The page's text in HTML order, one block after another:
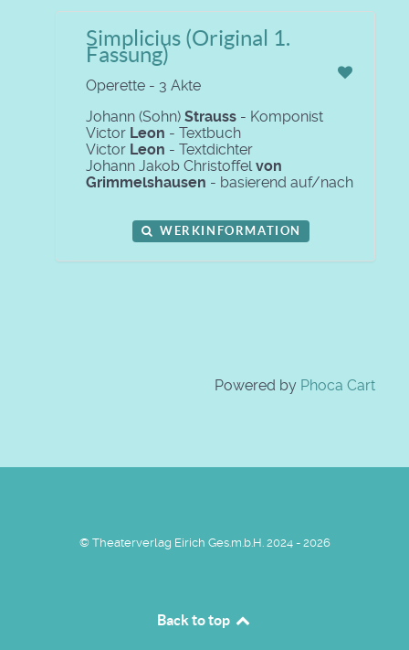
Simplicius (Original 1.
Fassung)
Operette - 3 Akte
Johann (Sohn) Strauss - Komponist
Victor Leon - Textbuch
Victor Leon - Textdichter
Johann Jakob Christoffelvon
Grimmelshausen - basierend auf/nach
WERKINFORMATION
Powered by Phoca Cart
© Theaterverlag Eirich Ges.m.b.H. 2024 - 2026
Back to top